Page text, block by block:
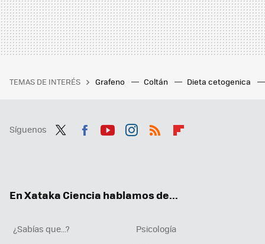
TEMAS DE INTERÉS Grafeno Coltán Dieta cetogenica
Síguenos
En Xataka Ciencia hablamos de...
¿Sabías que...?
Psicología